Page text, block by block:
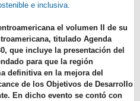
e inclusiva.
el volumen II de su
titulado Agenda
que incluye la presentación del
para que la región
definitiva en la mejora del
de los Objetivos de Desarrollo
En dicho evento se contó con